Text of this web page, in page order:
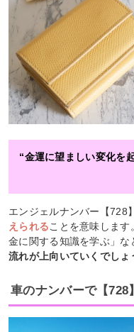
“金運に望ましい変化を
エンジェルナンバー【728
えられることを意味します
金に関する知識を学ぶ」な
流れが上向いていくでしょ
車のナンバーで【728